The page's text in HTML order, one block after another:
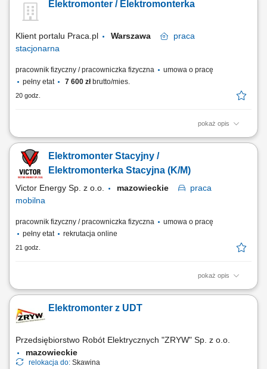
Wykonywanie pomiarów elektrycznych.
Elektromonter / Elektromonterka
Klient portalu Praca.pl Warszawa
praca
stacjonarna
pracownik fizyczny / pracowniczka fizyczna
umowa o pracę
pełny etat
7 600 złbrutto/mies.
20 godz.
pokaż opis
Przeprowadzanie pomiarów instalacji i urządzeń elektroenergetycznych
zgodnie z przepisami; Bieżące lokalizowanie i usuwanie awarii
elektroenergetycznych; Naprawa oraz konserwacja urządzeń
elektroenergetycznych, w tym podległych pod UDT; Montaż nowych
instalacji elektroenergetycznych; Prace...
Elektromonter Stacyjny /
Elektromonterka Stacyjna (K/M)
Victor Energy Sp. z o.o. mazowieckie
praca
mobilna
pracownik fizyczny / pracowniczka fizyczna
umowa o pracę
pełny etat
rekrutacja online
21 godz.
pokaż opis
praca mobilna na terenie całego kraju Zakres obowiązków: Prace
Elektromonter z UDT
Przedsiębiorstwo Robót Elektrycznych "ZRYW" Sp. z o.o.
mazowieckie
relokacja do: Skawina